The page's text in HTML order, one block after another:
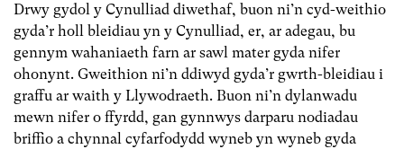
Drwy gydol y Cynulliad diwethaf, buon ni’n cyd-weithio
gyda’r holl bleidiau yn y Cynulliad, er, ar adegau, bu
gennym wahaniaeth farn ar sawl mater gyda nifer
ohonynt. Gweithion ni’n ddiwyd gyda’r gwrth-bleidiau i
graffu ar waith y Llywodraeth. Buon ni’n dylanwadu
mewn nifer o ffyrdd, gan gynnwys darparu nodiadau
briffio a chynnal cyfarfodydd wyneb yn wyneb gyda